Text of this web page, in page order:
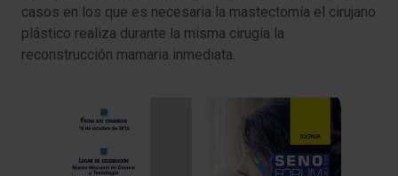
casos en los que es necesaria la mastectomía el cirujano
plástico realiza durante la misma cirugía la
reconstrucción mamaria inmediata.​